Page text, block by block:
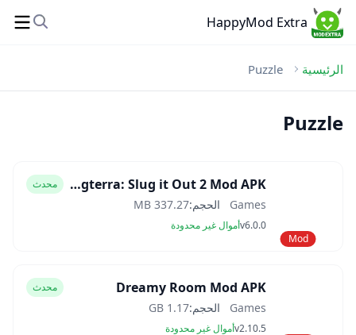
HappyMod Extra
الرئيسية Puzzle
Puzzle
Mod
Slugterra: Slug it Out 2 Mod APK محدث
Games الحجم:337.27 MB
v6.0.0أموال غير محدودة
Dreamy Room Mod APK محدث
Games الحجم:1.17 GB
v2.10.5أموال غير محدودة